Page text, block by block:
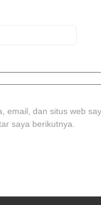
email, dan situs web
saya berikutnya.